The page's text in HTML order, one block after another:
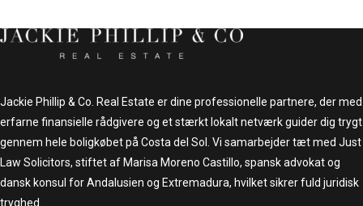
Jackie Phillip & Co. Real Estate er dine professionelle partnere, der med
erfarne finansielle rådgivere og et stærkt lokalt netværk guider dig trygt
gennem hele boligkøbet på Costa del Sol. Vi samarbejder tæt med Just
Law Solicitors, stiftet af Marisa Moreno Castillo, spansk advokat og
dansk konsul for Andalusien og Extremadura, hvilket sikrer fuld juridisk
tryghed.